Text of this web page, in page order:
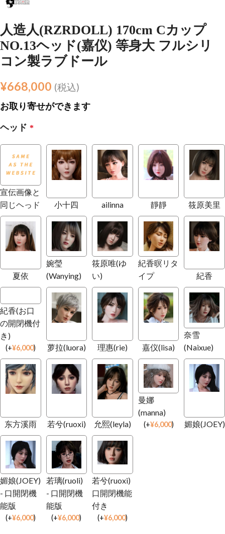
人造人(RZRDOLL) 170cm Cカップ
NO.13ヘッド(嘉仪) 等身大 フルシリ
コン製ラブドール
¥668,000 (税込)
お取り寄せができます
ヘッド *
宣伝画像と
同じヘっド
小十四 ailinna 靜靜 筱原美里
夏依
婉瑩
(Wanying)
筱原唯(ゆ
い)
紀香暝リタ
イプ
紀香
紀香(お口
の開閉機付
き)
(+¥6,000) 萝拉(luora) 理惠(rie) 嘉仪(lisa)
奈雪
(Naixue)
东方溪雨 若兮(ruoxi) 允熙(leyla)
曼娜
(manna)
(+¥6,000) 媚娘(JOEY)
媚娘(JOEY)
- 口開閉機
能版
(+¥6,000)
若璃(ruoli)
- 口開閉機
能版
(+¥6,000)
若兮(ruoxi)
口開閉機能
付き
(+¥6,000)